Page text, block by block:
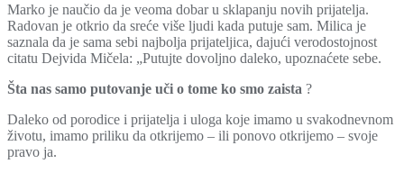
Marko je naučio da je veoma dobar u sklapanju novih prijatelja.
Radovan je otkrio da sreće više ljudi kada putuje sam. Milica je
saznala da je sama sebi najbolja prijateljica, dajući verodostojnost
citatu Dejvida Mičela: „Putujte dovoljno daleko, upoznaćete sebe.
Šta nas samo putovanje uči o tome ko smo zaista ?
Daleko od porodice i prijatelja i uloga koje imamo u svakodnevnom
životu, imamo priliku da otkrijemo – ili ponovo otkrijemo – svoje
pravo ja.